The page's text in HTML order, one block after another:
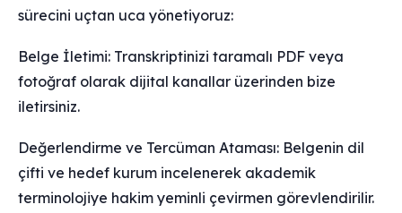
sürecini uçtan uca yönetiyoruz:
Belge İletimi: Transkriptinizi taramalı PDF veya
fotoğraf olarak dijital kanallar üzerinden bize
iletirsiniz.
Değerlendirme ve Tercüman Ataması: Belgenin dil
çifti ve hedef kurum incelenerek akademik
terminolojiye hakim yeminli çevirmen görevlendirilir.